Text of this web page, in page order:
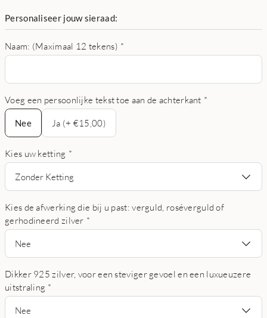
Personaliseer jouw sieraad:
Naam: (Maximaal 12 tekens) *
Voeg een persoonlijke tekst toe aan de achterkant *
Nee
Nee
Ja (+ €15,00)
Kies uw ketting *
Zonder Ketting
Kies de afwerking die bij u past: verguld, roséverguld of
gerhodineerd zilver *
Nee
Dikker 925 zilver, voor een steviger gevoel en een luxueuzere
uitstraling *
Nee